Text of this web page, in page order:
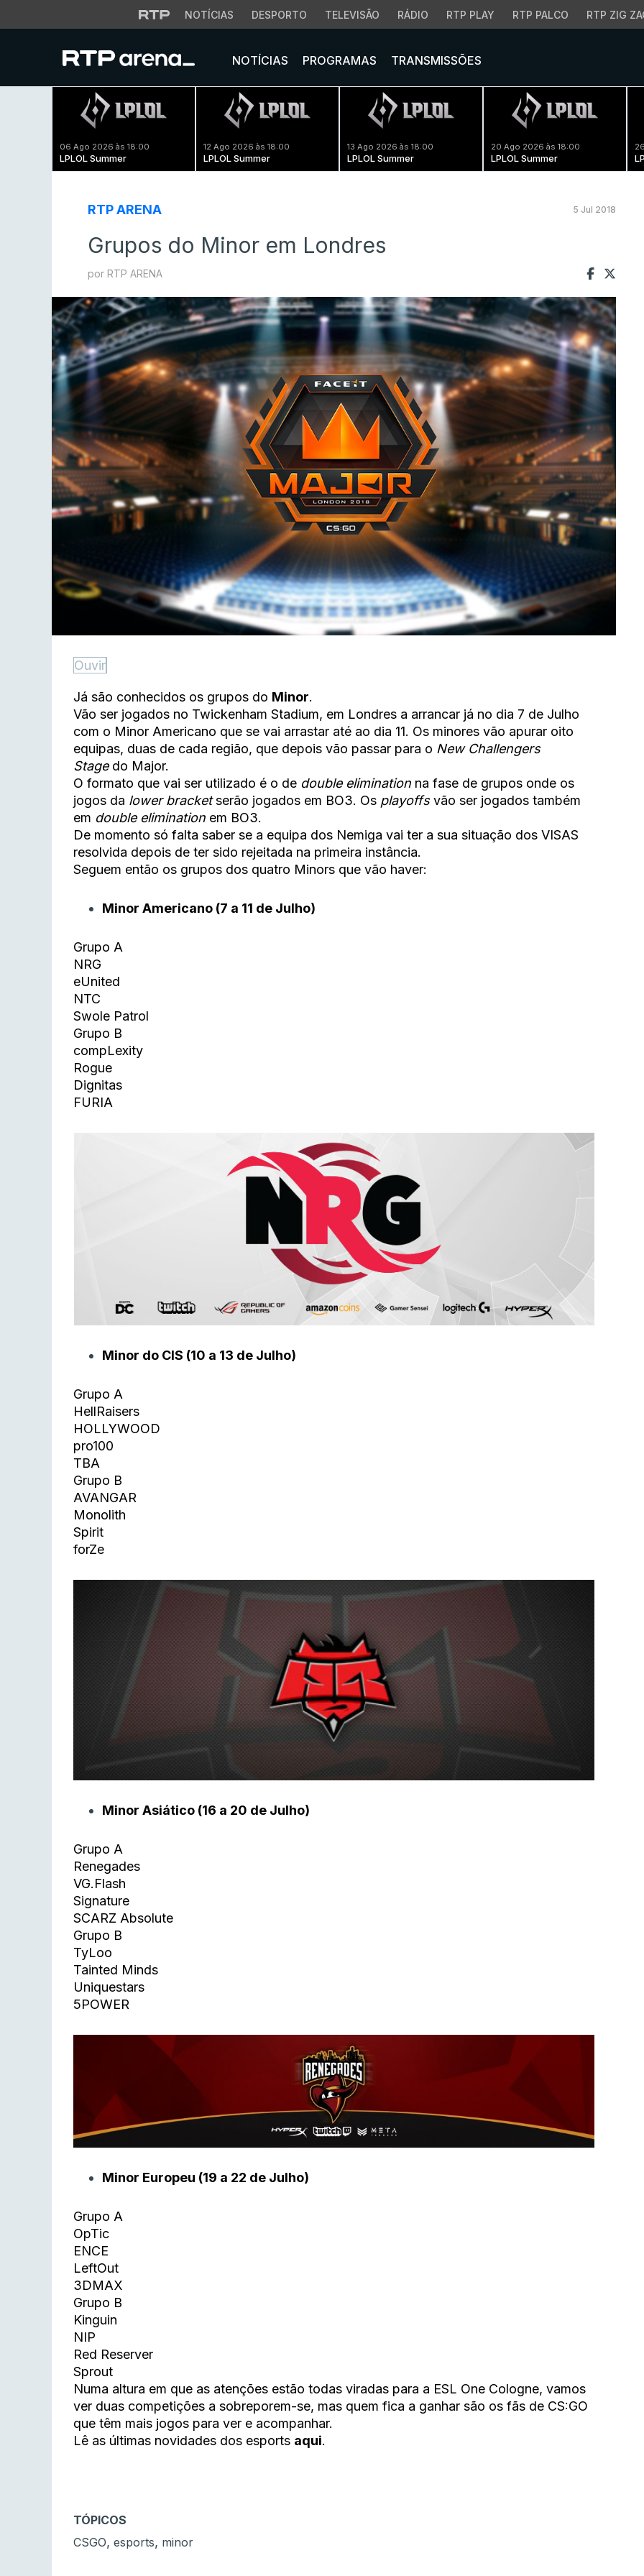
NOTÍCIAS DESPORTO TELEVISÃO RÁDIO RTP PLAY RTP PALCO RTP ZIG
NOTÍCIAS PROGRAMAS TRANSMISSÕES
06 Ago 2026 às 18:00
LPLOL Summer
12 Ago 2026 às 18:00
LPLOL Summer
13 Ago 2026 às 18:00
LPLOL Summer
20 Ago 2026 às 18:00
LPLOL Summer
RTP ARENA 5 Jul 2018
Grupos do Minor em Londres
por RTP ARENA
Ouvir
Já são conhecidos os grupos do Minor.
Vão ser jogados no Twickenham Stadium, em Londres a arrancar já no dia 7 de Julho
com o Minor Americano que se vai arrastar até ao dia 11. Os minores vão apurar oito
equipas, duas de cada região, que depois vão passar para o New Challengers
Stage do Major.
O formato que vai ser utilizado é o de double elimination na fase de grupos onde os
jogos da lower bracketserão jogados em BO3. Os playoffsvão ser jogados também
em double elimination em BO3.
De momento só falta saber se a equipa dos Nemiga vai ter a sua situação dos VISAS
resolvida depois de ter sido rejeitada na primeira instância.
Seguem então os grupos dos quatro Minors que vão haver:
Minor Americano (7 a 11 de Julho)
Grupo A
NRG
eUnited
NTC
Swole Patrol
Grupo B
compLexity
Rogue
Dignitas
FURIA
Minor do CIS (10 a 13 de Julho)
Grupo A
HellRaisers
HOLLYWOOD
pro100
TBA
Grupo B
AVANGAR
Monolith
Spirit
forZe
Minor Asiático (16 a 20 de Julho)
Grupo A
Renegades
VG.Flash
Signature
SCARZ Absolute
Grupo B
TyLoo
Tainted Minds
Uniquestars
5POWER
Minor Europeu (19 a 22 de Julho)
Grupo A
OpTic
ENCE
LeftOut
3DMAX
Grupo B
Kinguin
NIP
Red Reserver
Sprout
Numa altura em que as atenções estão todas viradas para a ESL One Cologne, vamos
ver duas competições a sobreporem-se, mas quem fica a ganhar são os fãs de CS:GO
que têm mais jogos para ver e acompanhar.
Lê as últimas novidades dos esports aqui.
TÓPICOS
CSGO, esports, minor